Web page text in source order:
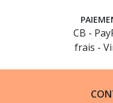
CB -
frais -